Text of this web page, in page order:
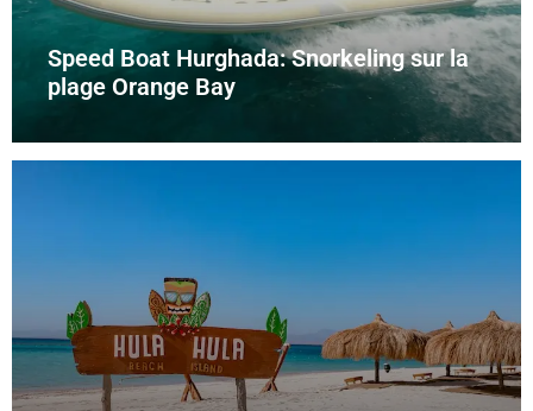
Speed Boat Hurghada: Snorkeling sur la
plage Orange Bay